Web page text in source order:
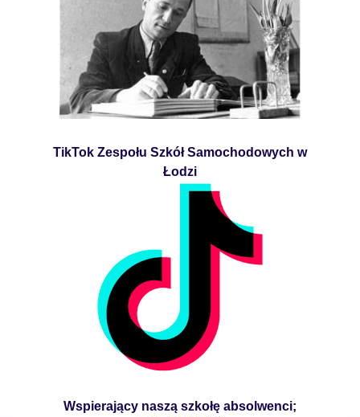
TikTok Zespołu Szkół Samochodowych w
Łodzi
Wspierający naszą szkołę absolwenci;